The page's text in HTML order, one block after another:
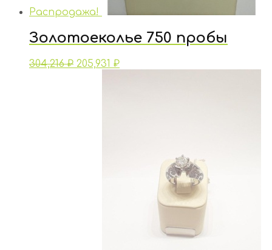
Распродажа!
Золотоеколье 750 пробы
304,216₽ 205,931 ₽